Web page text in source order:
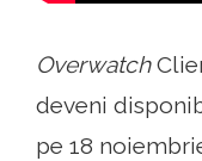
Overwatch
deveni
pe 18